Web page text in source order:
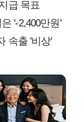
급 목표
'-2,400만원'
속출 '비상'